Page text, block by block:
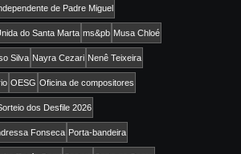
de Padre Miguel
do Santa Marta ms&pb Musa Chloé
Silva Nayra Cezari Nenê Teixeira
OESG Oficina de compositores
dos Desfile 2026
Fonseca Porta-bandeira